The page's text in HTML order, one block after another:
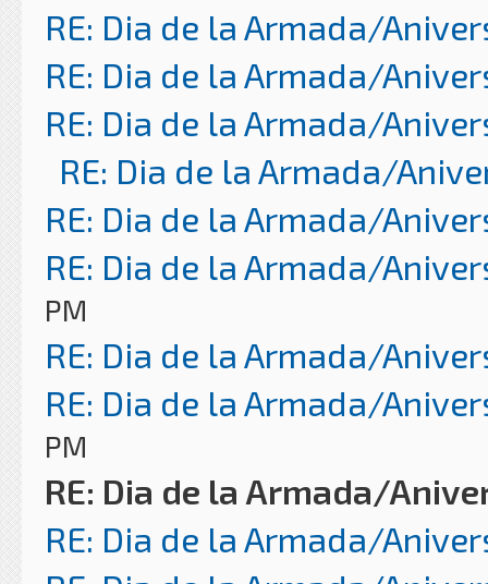
RE: Dia de la Armada/
RE: Dia de la Armada/
RE: Dia de la Armada/
RE: Dia de la Armada/
RE: Dia de la Armada/
RE: Dia de la Armada/
PM
RE: Dia de la Armada/
RE: Dia de la Armada/
PM
RE: Dia de la Armada/
RE: Dia de la Armada/